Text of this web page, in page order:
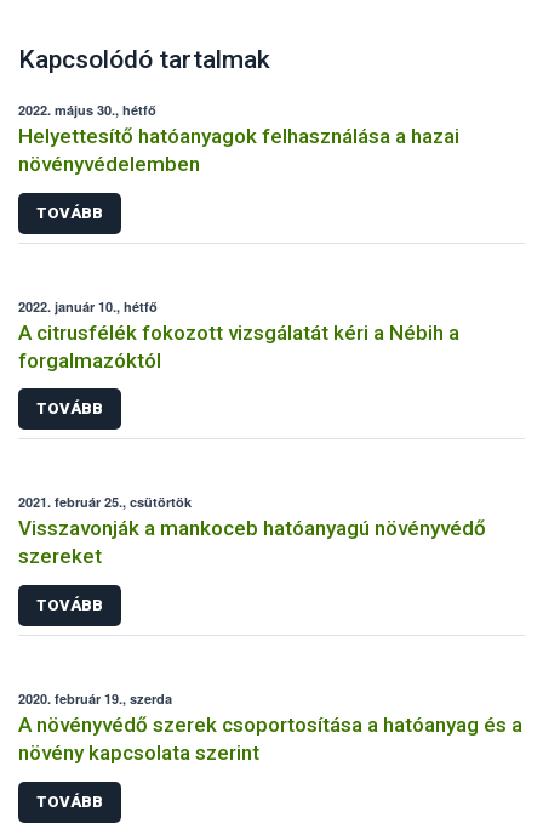
Kapcsolódó tartalmak
2022. május 30., hétfő
Helyettesítő hatóanyagok felhasználása a hazai
növényvédelemben
TOVÁBB
2022. január 10., hétfő
A citrusfélék fokozott vizsgálatát kéri a Nébih a
forgalmazóktól
TOVÁBB
2021. február 25., csütörtök
Visszavonják a mankoceb hatóanyagú növényvédő
szereket
TOVÁBB
2020. február 19., szerda
A növényvédő szerek csoportosítása a hatóanyag és a
növény kapcsolata szerint
TOVÁBB